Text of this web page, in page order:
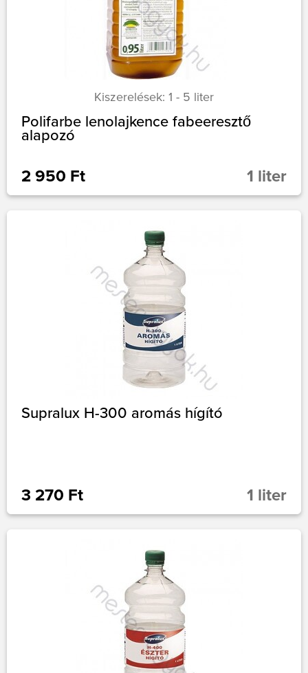
Kiszerelések: 1 - 5 liter
Polifarbe lenolajkence fabeeresztő
alapozó
2 950 Ft 1 liter
Supralux H-300 aromás hígító
3 270 Ft 1 liter